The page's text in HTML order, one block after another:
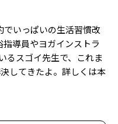
いっぱいの生活習慣改
導員やヨガインストラ
るスゴイ先生で、これま
してきたよ。詳しくは本